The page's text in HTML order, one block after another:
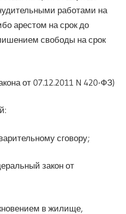
работами на
арестом на срок до
свободы на срок
от 07.12.2011 N 420-ФЗ)
сговору;
закон от
в жилище,